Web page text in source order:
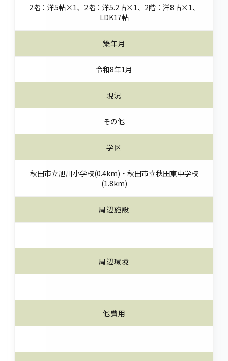
2階：洋5帖×1、2階：洋5.2帖×1、2階：洋8帖×1、
LDK17帖
築年月
令和8年1月
現況
その他
学区
秋田市立旭川小学校(0.4km)・秋田市立秋田東中学校
(1.8km)
周辺施設
周辺環境
他費用